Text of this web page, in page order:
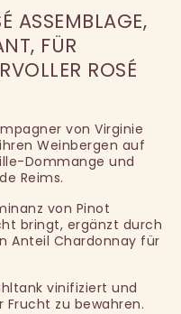
ASSEMBLAGE,
FÜR
ROSÉ
von Virginie
Weinbergen auf
Dommange und
Reims.
von Pinot
bringt, ergänzt durch
Anteil Chardonnay für
vinifiziert und
zu bewahren.